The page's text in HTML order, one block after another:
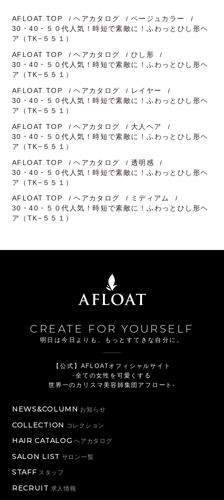
AFLOAT TOP ヘアカタログ
ベージュカラー
30・40・５０代人気！時短で素敵に！ふわっとひし形ヘ
ア（TK−５５１）
AFLOAT TOP
ヘアカタログ
ひし形
30・40・５０代人気！時短で素敵に！ふわっとひし形ヘ
ア（TK−５５１）
AFLOAT TOP
ヘアカタログ
レイヤー
30・40・５０代人気！時短で素敵に！ふわっとひし形ヘ
ア（TK−５５１）
AFLOAT TOP
ヘアカタログ
大人ヘア
30・40・５０代人気！時短で素敵に！ふわっとひし形ヘ
ア（TK−５５１）
AFLOAT TOP
ヘアカタログ
透明感
30・40・５０代人気！時短で素敵に！ふわっとひし形ヘ
ア（TK−５５１）
AFLOAT TOP
ヘアカタログ
ミディアム
30・40・５０代人気！時短で素敵に！ふわっとひし形ヘ
ア（TK−５５１）
CREATE FOR YOURSELF
明日は今日よりも、もっとすてきな自分に。
【公式】AFLOATオフィシャルサイト
-全ての女性を可愛くする
世界一のカリスマ美容師集団アフロート-
NEWS&COLUMN お知らせ
COLLECTION コレクション
HAIR CATALOG ヘアカタログ
SALON LIST サロン一覧
STAFF スタッフ
RECRUIT 求人情報